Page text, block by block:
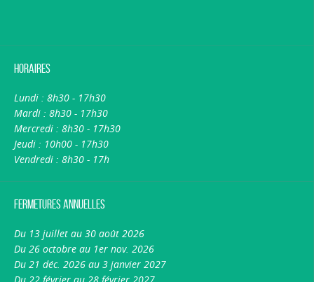
Horaires
Lundi : 8h30 - 17h30
Mardi : 8h30 - 17h30
Mercredi : 8h30 - 17h30
Jeudi : 10h00 - 17h30
Vendredi : 8h30 - 17h
Fermetures annuelles
Du 13 juillet au 30 août 2026
Du 26 octobre au 1er nov. 2026
Du 21 déc. 2026 au 3 janvier 2027